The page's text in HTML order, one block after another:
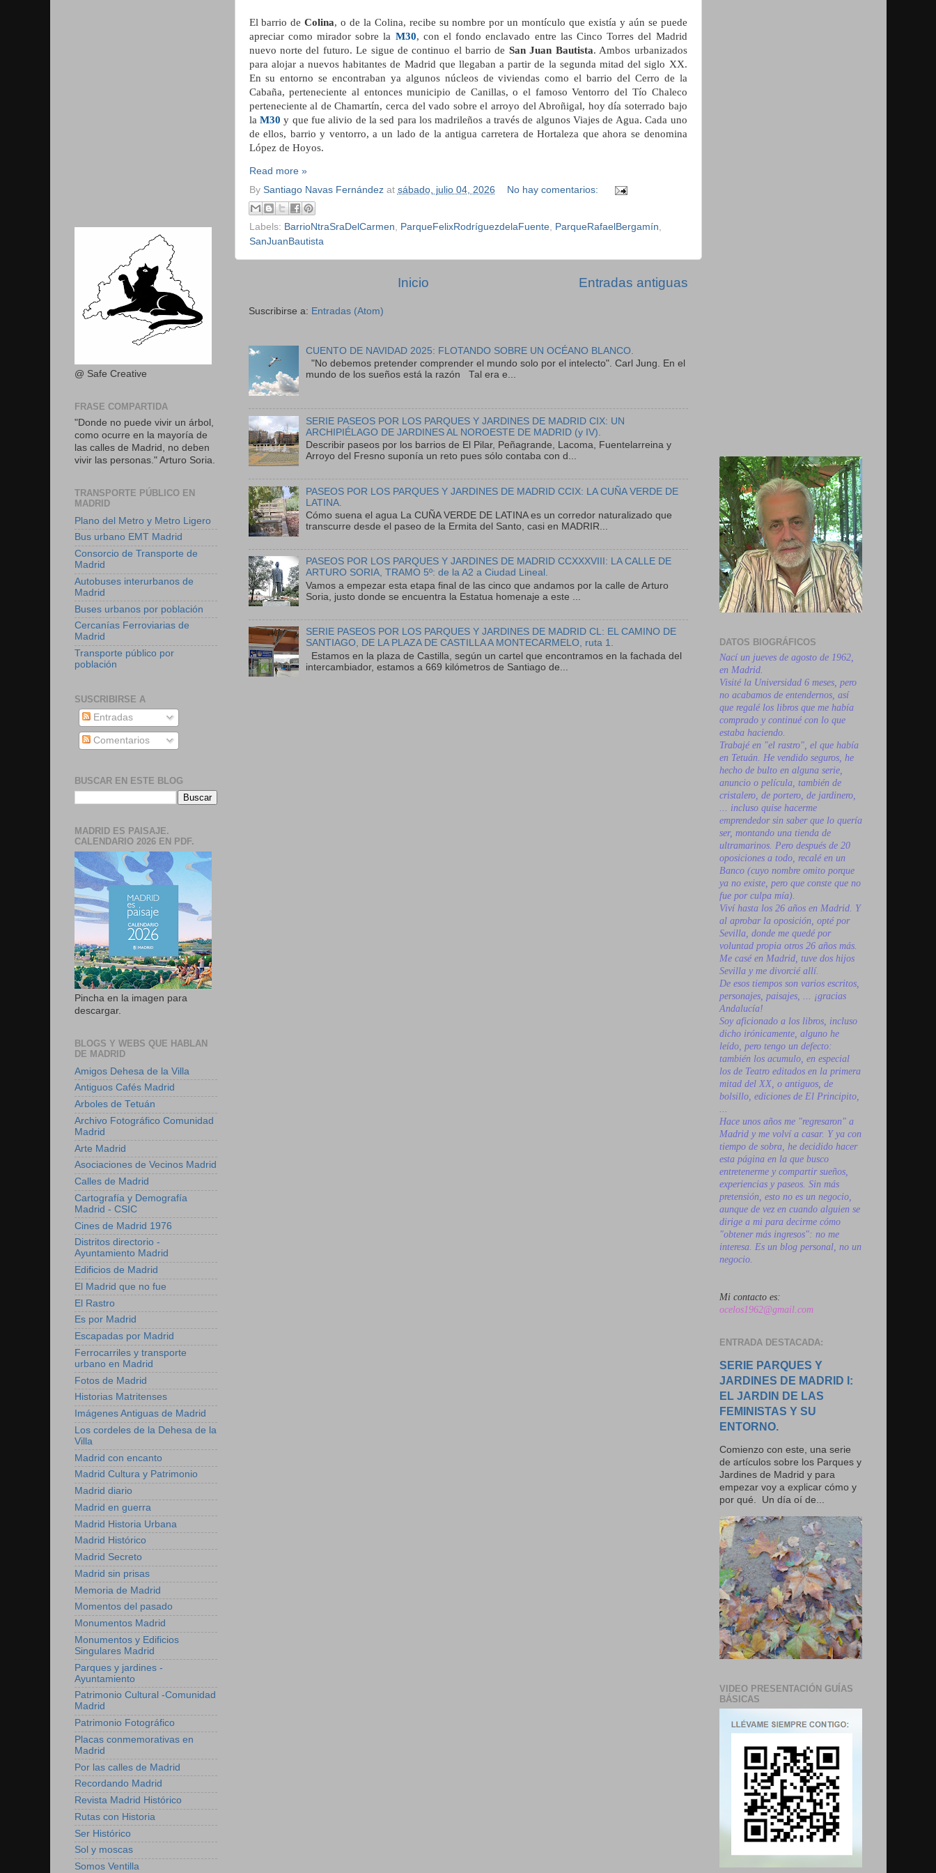
El barrio deColina, o de la Colina, recibe su nombre por un montículo que existía y aún se puede
apreciar como mirador sobre la M30, con el fondo enclavado entre las Cinco Torres del Madrid
nuevo norte del futuro. Le sigue de continuo el barrio de San Juan Bautista. Ambos urbanizados
para alojar a nuevos habitantes de Madrid que llegaban a partir de la segunda mitad del siglo XX.
En su entorno se encontraban ya algunos núcleos de viviendas como el barrio del Cerro de la
Cabaña, perteneciente al entonces municipio de Canillas, o el famoso Ventorro del Tío Chaleco
perteneciente al de Chamartín, cerca del vado sobre el arroyo del Abroñigal, hoy día soterrado bajo
la M30 y que fue alivio de la sed para los madrileños a través de algunos Viajes de Agua. Cada uno
de ellos, barrio y ventorro, a un lado de la antigua carretera de Hortaleza que ahora se denomina
López de Hoyos.
Read more »
By Santiago Navas Fernández at sábado, julio 04, 2026 No hay comentarios:
Labels: BarrioNtraSraDelCarmen, ParqueFelixRodríguezdelaFuente, ParqueRafaelBergamín,
SanJuanBautista
Entradas antiguas
Inicio
Suscribirse a: Entradas (Atom)
CUENTO DE NAVIDAD 2025: FLOTANDO SOBRE UN OCÉANO BLANCO.
"No debemos pretender comprender el mundo solo por el intelecto". Carl Jung. En el
mundo de los sueños está la razón Tal era e...
SERIE PASEOS POR LOS PARQUES Y JARDINES DE MADRID CIX: UN
ARCHIPIÉLAGO DE JARDINES AL NOROESTE DE MADRID (y IV).
Describir paseos por los barrios de El Pilar, Peñagrande, Lacoma, Fuentelarreina y
Arroyo del Fresno suponía un reto pues sólo contaba con d...
PASEOS POR LOS PARQUES Y JARDINES DE MADRID CCIX: LA CUÑA VERDE DE
LATINA.
Cómo suena el agua La CUÑA VERDE DE LATINA es un corredor naturalizado que
transcurre desde el paseo de la Ermita del Santo, casi en MADRIR...
PASEOS POR LOS PARQUES Y JARDINES DE MADRID CCXXXVIII: LA CALLE DE
ARTURO SORIA, TRAMO 5º: de la A2 a Ciudad Lineal.
Vamos a empezar esta etapa final de las cinco que andamos por la calle de Arturo
Soria, justo donde se encuentra la Estatua homenaje a este ...
SERIE PASEOS POR LOS PARQUES Y JARDINES DE MADRID CL: EL CAMINO DE
SANTIAGO, DE LA PLAZA DE CASTILLA A MONTECARMELO, ruta 1.
Estamos en la plaza de Castilla, según un cartel que encontramos en la fachada del
intercambiador, estamos a 669 kilómetros de Santiago de...
@ Safe Creative
FRASE COMPARTIDA
"Donde no puede vivir un árbol,
como ocurre en la mayoría de
las calles de Madrid, no deben
vivir las personas." Arturo Soria.
TRANSPORTE PÚBLICO EN
MADRID
Plano del Metro y Metro Ligero
Bus urbano EMT Madrid
Consorcio de Transporte de
Madrid
Autobuses interurbanos de
Madrid
Buses urbanos por población
Cercanías Ferroviarias de
Madrid
Transporte público por
población
SUSCRIBIRSE A
Entradas
Comentarios
BUSCAR EN ESTE BLOG
MADRID ES PAISAJE.
CALENDARIO 2026 EN PDF.
Pincha en la imagen para
descargar.
BLOGS Y WEBS QUE HABLAN
DE MADRID
Amigos Dehesa de la Villa
Antiguos Cafés Madrid
Arboles de Tetuán
Archivo Fotográfico Comunidad
Madrid
Arte Madrid
Asociaciones de Vecinos Madrid
Calles de Madrid
Cartografía y Demografía
Madrid - CSIC
Cines de Madrid 1976
Distritos directorio -
Ayuntamiento Madrid
Edificios de Madrid
El Madrid que no fue
El Rastro
Es por Madrid
Escapadas por Madrid
Ferrocarriles y transporte
urbano en Madrid
Fotos de Madrid
Historias Matritenses
Imágenes Antiguas de Madrid
Los cordeles de la Dehesa de la
Villa
Madrid con encanto
Madrid Cultura y Patrimonio
Madrid diario
Madrid en guerra
Madrid Historia Urbana
Madrid Histórico
Madrid Secreto
Madrid sin prisas
Memoria de Madrid
Momentos del pasado
Monumentos Madrid
Monumentos y Edificios
Singulares Madrid
Parques y jardines -
Ayuntamiento
Patrimonio Cultural -Comunidad
Madrid
Patrimonio Fotográfico
Placas conmemorativas en
Madrid
Por las calles de Madrid
Recordando Madrid
Revista Madrid Histórico
Rutas con Historia
Ser Histórico
Sol y moscas
Somos Ventilla
DATOS BIOGRÁFICOS
Nací un jueves de agosto de 1962,
en Madrid.
Visité la Universidad 6 meses, pero
no acabamos de entendernos, así
que regalé los libros que me había
comprado y continué con lo que
estaba haciendo.
Trabajé en "el rastro", el que había
en Tetuán. He vendido seguros, he
hecho de bulto en alguna serie,
anuncio o película, también de
cristalero, de portero, de jardinero,
... incluso quise hacerme
emprendedor sin saber que lo quería
ser, montando una tienda de
ultramarinos. Pero después de 20
oposiciones a todo, recalé en un
Banco (cuyo nombre omito porque
ya no existe, pero que conste que no
fue por culpa mía).
Viví hasta los 26 años en Madrid. Y
al aprobar la oposición, opté por
Sevilla, donde me quedé por
voluntad propia otros 26 años más.
Me casé en Madrid, tuve dos hijos
Sevilla y me divorcié allí.
De esos tiempos son varios escritos,
personajes, paisajes, ... ¡gracias
Andalucía!
Soy aficionado a los libros, incluso
dicho irónicamente, alguno he
leído, pero tengo un defecto:
también los acumulo, en especial
los de Teatro editados en la primera
mitad del XX, o antiguos, de
bolsillo, ediciones de El Principito,
...
Hace unos años me "regresaron" a
Madrid y me volví a casar. Y ya con
tiempo de sobra, he decidido hacer
esta página en la que busco
entretenerme y compartir sueños,
experiencias y paseos. Sin más
pretensión, esto no es un negocio,
aunque de vez en cuando alguien se
dirige a mi para decirme cómo
"obtener más ingresos": no me
interesa. Es un blog personal, no un
negocio.
Mi contacto es:
ocelos1962@gmail.com
ENTRADA DESTACADA:
SERIE PARQUES Y
JARDINES DE MADRID I:
EL JARDIN DE LAS
FEMINISTAS Y SU
ENTORNO.
Comienzo con este, una serie
de artículos sobre los Parques y
Jardines de Madrid y para
empezar voy a explicar cómo y
por qué. Un día oí de...
VIDEO PRESENTACIÓN GUÍAS
BÁSICAS